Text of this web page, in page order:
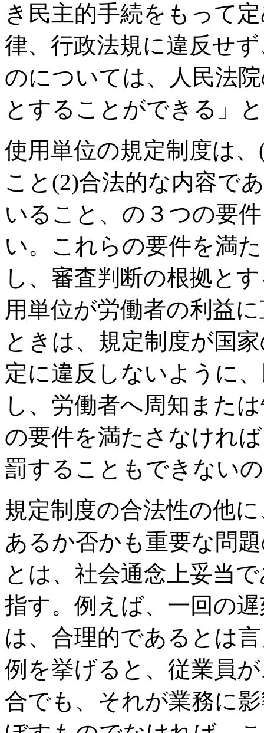
き民主的手続をもって
律、行政法規に違反せ
のについては、人民法
とすることができる」
使用単位の規定制度は
こと(2)合法的な内容で
いること、の３つの要
い。これらの要件を満
し、審査判断の根拠と
用単位が労働者の利益
ときは、規定制度が国
定に違反しないように
し、労働者へ周知また
の要件を満たさなけれ
罰することもできない
規定制度の合法性の他
あるか否かも重要な問
とは、社会通念上妥当
指す。例えば、一回の
は、合理的であるとは
例を挙げると、従業員
合でも、それが業務に